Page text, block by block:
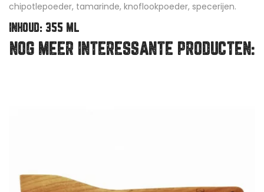
chipotlepoeder, tamarinde, knoflookpoeder, specerijen.
INHOUD: 355 ML
NOG MEER INTERESSANTE PRODUCTEN: